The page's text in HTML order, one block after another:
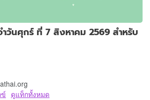
วันศุกร์ ที่ 7 สิงหาคม 2569 สำหรับ
ดูแท็กทั้งหมด